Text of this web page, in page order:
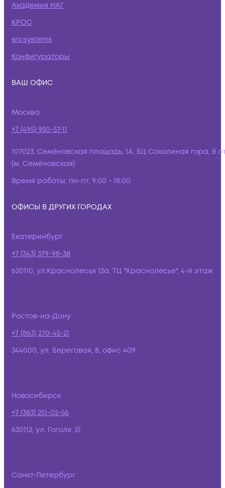
Академия НАГ
КРОС
snr.systems
Конфигураторы
ВАШ ОФИС
Москва
+7 (495) 950-57-11
107023, Семёновская площадь, 1А, БЦ Соколиная гора, 8
(м. Семёновская)
Время работы: пн-пт, 9:00 - 18:00
ОФИСЫ В ДРУГИХ ГОРОДАХ
Екатеринбург
+7 (343) 379-98-38
620110, ул.Краснолесья 12а, ТЦ "Краснолесье", 4-й этаж
Ростов-на-Дону
+7 (863) 270-45-21
344000, ул. Береговая, 8, офис 409
Новосибирск
+7 (383) 251-02-56
630112, ул. Гоголя, 51
Санкт-Петербург